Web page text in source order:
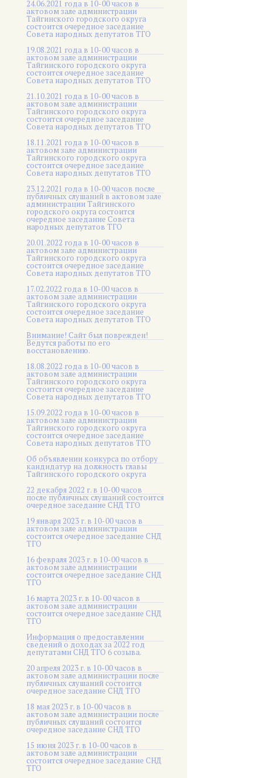
24.06.2021 года в 10-00 часов в
актовом зале администрации
Тайгинского городского округа
состоится очередное заседание
Совета народных депутатов ТГО
19.08.2021 года в 10-00 часов в
актовом зале администрации
Тайгинского городского округа
состоится очередное заседание
Совета народных депутатов ТГО
21.10.2021 года в 10-00 часов в
актовом зале администрации
Тайгинского городского округа
состоится очередное заседание
Совета народных депутатов ТГО
18.11.2021 года в 10-00 часов в
актовом зале администрации
Тайгинского городского округа
состоится очередное заседание
Совета народных депутатов ТГО
23.12.2021 года в 10-00 часов после
публичных слушаний в актовом зале
администрации Тайгинского
городского округа состоится
очередное заседание Совета
народных депутатов ТГО
20.01.2022 года в 10-00 часов в
актовом зале администрации
Тайгинского городского округа
состоится очередное заседание
Совета народных депутатов ТГО
17.02.2022 года в 10-00 часов в
актовом зале администрации
Тайгинского городского округа
состоится очередное заседание
Совета народных депутатов ТГО
Внимание! Сайт был поврежден!
Ведутся работы по его
восстановлению.
18.08.2022 года в 10-00 часов в
актовом зале администрации
Тайгинского городского округа
состоится очередное заседание
Совета народных депутатов ТГО
15.09.2022 года в 10-00 часов в
актовом зале администрации
Тайгинского городского округа
состоится очередное заседание
Совета народных депутатов ТГО
Об объявлении конкурса по отбору
кандидатур на должность главы
Тайгинского городского округа
22 декабря 2022 г. в 10-00 часов
после публичных слушаний состоится
очередное заседание СНД ТГО
19 января 2023 г. в 10-00 часов в
актовом зале администрации
состоится очередное заседание СНД
ТГО
16 февраля 2023 г. в 10-00 часов в
актовом зале администрации
состоится очередное заседание СНД
ТГО
16 марта 2023 г. в 10-00 часов в
актовом зале администрации
состоится очередное заседание СНД
ТГО
Информация о предоставлении
сведений о доходах за 2022 год
депутатами СНД ТГО 6 созыва.
20 апреля 2023 г. в 10-00 часов в
актовом зале администрации после
публичных слушаний состоится
очередное заседание СНД ТГО
18 мая 2023 г. в 10-00 часов в
актовом зале администрации после
публичных слушаний состоится
очередное заседание СНД ТГО
15 июня 2023 г. в 10-00 часов в
актовом зале администрации
состоится очередное заседание СНД
ТГО